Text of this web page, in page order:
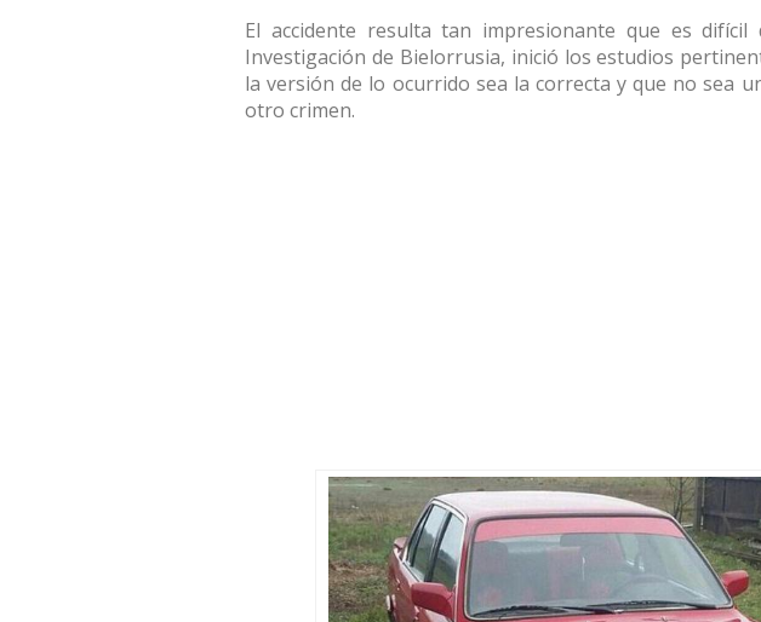
El accidente resulta tan impresionante que es difícil
Investigación de Bielorrusia, inició los estudios
la versión de lo ocurrido sea la correcta y que no sea
otro crimen.